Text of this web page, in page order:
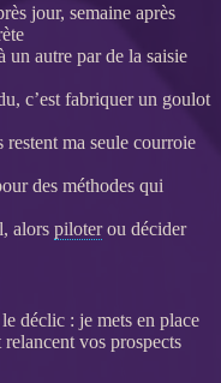
jour, semaine après
un autre par de la saisie
c’est fabriquer un goulot
ma seule courroie
des méthodes qui
alors piloterou décider
déclic : je mets en place
vos prospects